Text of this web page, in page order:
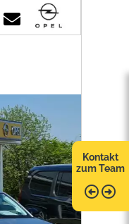
Kontakt
zum Team